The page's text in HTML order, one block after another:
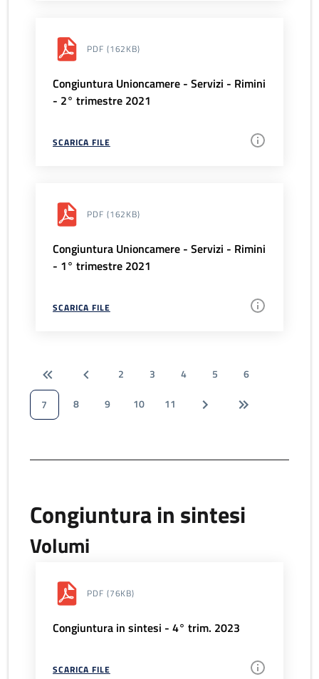
PDF (162KB)
Congiuntura Unioncamere - Servizi - Rimini
- 2° trimestre 2021
SCARICA FILE
PDF (162KB)
Congiuntura Unioncamere - Servizi - Rimini
- 1° trimestre 2021
SCARICA FILE
2 3 4 5
6
7
8 9 10 11
Congiuntura in sintesi
Volumi
PDF (76KB)
Congiuntura in sintesi - 4° trim. 2023
SCARICA FILE